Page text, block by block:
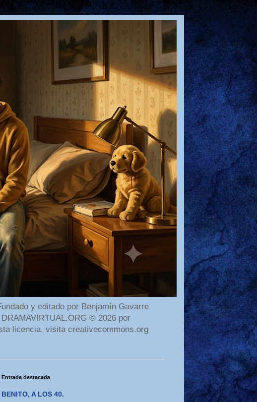
y editado por Benjamín Gavarre
© 2026 por
licencia, visita creativecommons.org
Entrada destacada
BENITO, A LOS 40.